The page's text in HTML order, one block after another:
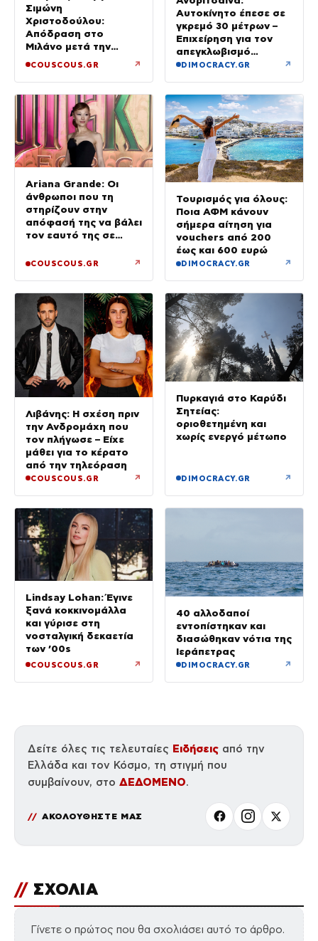
Σιμώνη
Χριστοδούλου:
Απόδραση στο
Μιλάνο μετά την
COUSCOUS.GR ↗
Αυτοκίνητο έπεσε σε
γκρεμό 30 μέτρων –
Επιχείρηση για τον
απεγκλωβισμό
32χρονης
DIMOCRACY.GR ↗
Ariana Grande: Οι
άνθρωποι που τη
στηρίζουν στην
απόφασή της να βάλει
τον εαυτό της σε
COUSCOUS.GR ↗
Τουρισμός για όλους:
Ποια ΑΦΜ κάνουν
σήμερα αίτηση για
vouchers από 200
έως και 600 ευρώ
DIMOCRACY.GR ↗
Λιβάνης: Η σχέση πριν
την Ανδρομάχη που
τον πλήγωσε – Είχε
μάθει για το κέρατο
από την τηλεόραση
COUSCOUS.GR ↗
Πυρκαγιά στο Καρύδι
Σητείας:
οριοθετημένη και
χωρίς ενεργό μέτωπο
DIMOCRACY.GR ↗
Lindsay Lohan: Έγινε
ξανά κοκκινομάλλα
και γύρισε στη
νοσταλγική δεκαετία
των ’00s
COUSCOUS.GR ↗
40 αλλοδαποί
εντοπίστηκαν και
διασώθηκαν νότια της
Ιεράπετρας
DIMOCRACY.GR ↗
Δείτε όλες τις τελευταίες Ειδήσεις από την
Ελλάδα και τον Κόσμο, τη στιγμή που
συμβαίνουν, στο ΔΕΔΟΜΕΝΟ.
ΑΚΟΛΟΥΘΗΣΤΕ ΜΑΣ
// ΣΧΟΛΙΑ
Γίνετε ο πρώτος που θα σχολιάσει αυτό το άρθρο.